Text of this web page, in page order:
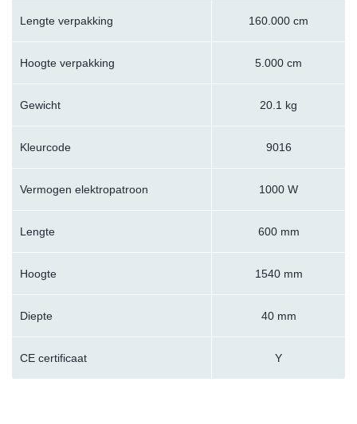
Lengte verpakking 160.000 cm
Hoogte verpakking 5.000 cm
Gewicht 20.1 kg
Kleurcode 9016
Vermogen elektropatroon 1000 W
Lengte 600 mm
Hoogte 1540 mm
Diepte 40 mm
CE certificaat Y